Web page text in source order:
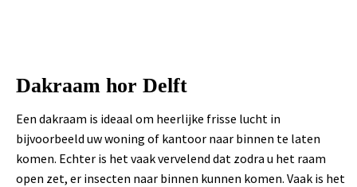
Dakraam hor Delft
Een dakraam is ideaal om heerlijke frisse lucht in
bijvoorbeeld uw woning of kantoor naar binnen te laten
komen. Echter is het vaak vervelend dat zodra u het raam
open zet, er insecten naar binnen kunnen komen. Vaak is het